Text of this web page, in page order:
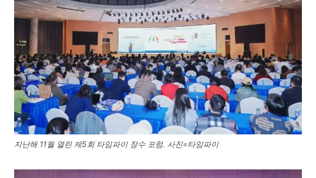
지난해 11월 열린 제5회 타임파이 장수 포럼. 사진=타임파이